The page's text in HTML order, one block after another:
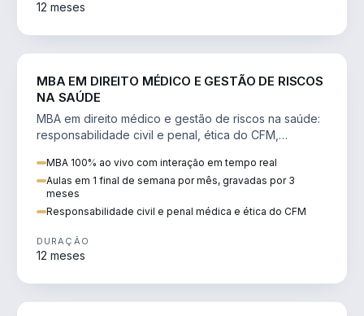
12 meses
MBA EM DIREITO MÉDICO E GESTÃO DE RISCOS
NA SAÚDE
MBA em direito médico e gestão de riscos na saúde:
responsabilidade civil e penal, ética do CFM,
MBA 100% ao vivo com interação em tempo real
Aulas em 1 final de semana por mês, gravadas por 3
meses
Responsabilidade civil e penal médica e ética do CFM
DURAÇÃO
12 meses